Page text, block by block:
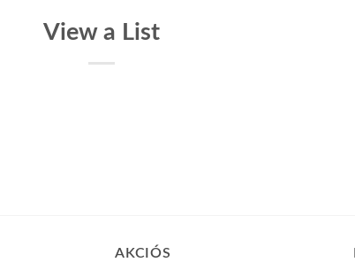
View a List
AKCIÓS